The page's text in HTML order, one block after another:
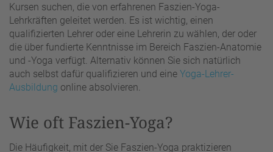
Kursen suchen, die von erfahrenen Faszien-Yoga-
Lehrkräften geleitet werden. Es ist wichtig, einen
qualifizierten Lehrer oder eine Lehrerin zu wählen, der oder
die über fundierte Kenntnisse im Bereich Faszien-Anatomie
und -Yoga verfügt. Alternativ können Sie sich natürlich
auch selbst dafür qualifizieren und eine Yoga-Lehrer-
Ausbildung online absolvieren.
Wie oft Faszien-Yoga?
Die Häufigkeit, mit der Sie Faszien-Yoga praktizieren